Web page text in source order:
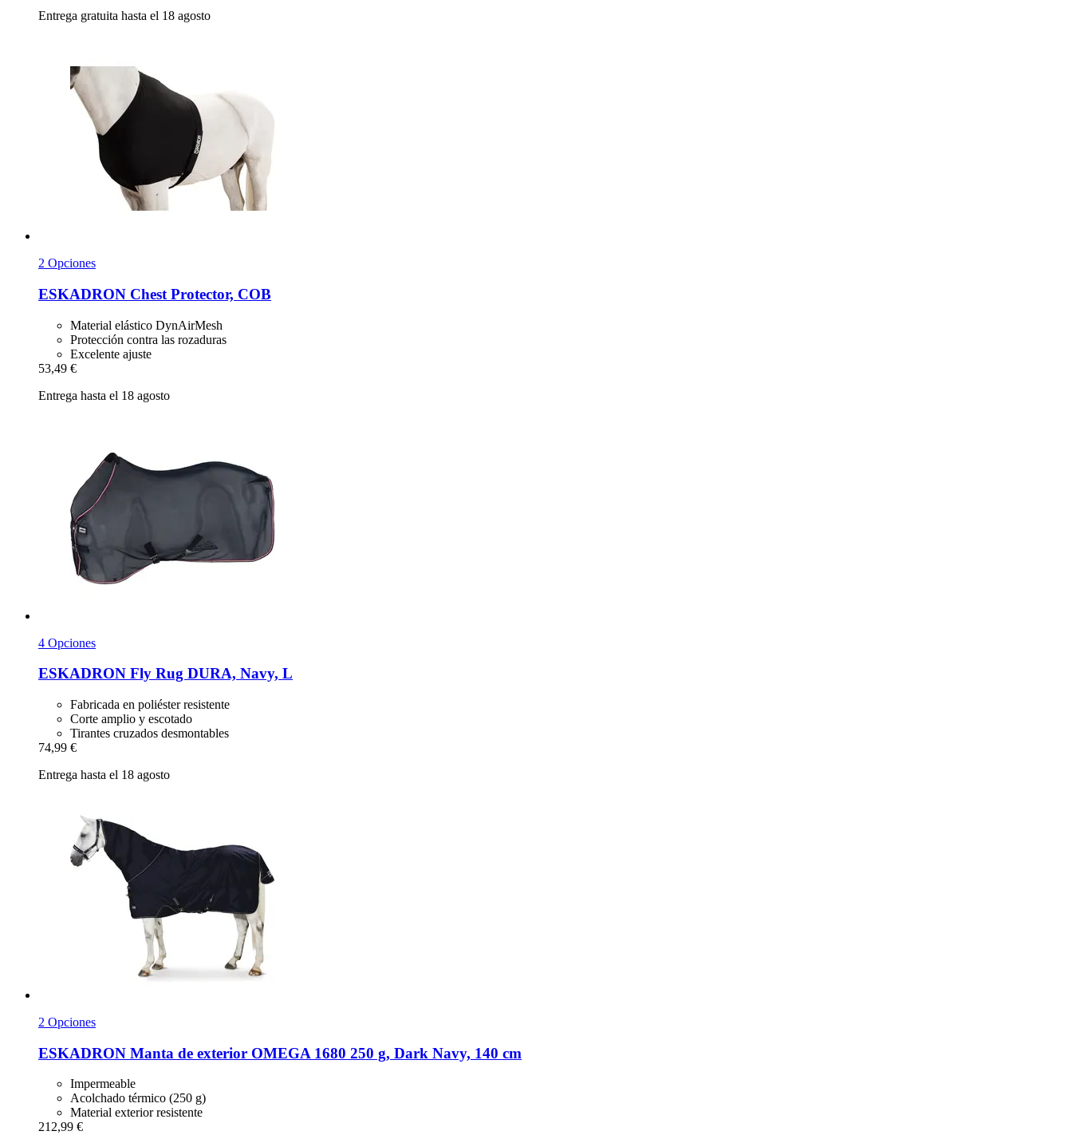
Entrega gratuita hasta el 18 agosto
2 Opciones
ESKADRON Chest Protector, COB
Material elástico DynAirMesh
Protección contra las rozaduras
Excelente ajuste
53,49 €
Entrega hasta el 18 agosto
4 Opciones
ESKADRON Fly Rug DURA, Navy, L
Fabricada en poliéster resistente
Corte amplio y escotado
Tirantes cruzados desmontables
74,99 €
Entrega hasta el 18 agosto
2 Opciones
ESKADRON Manta de exterior OMEGA 1680 250 g, Dark Navy, 140 cm
Impermeable
Acolchado térmico (250 g)
Material exterior resistente
212,99 €